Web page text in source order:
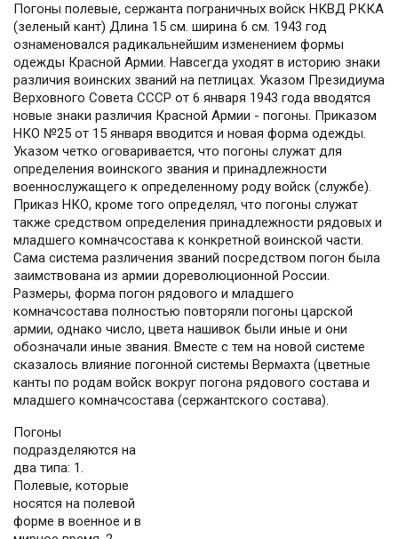
Погоны полевые, сержанта пограничных войск НКВД РККА
(зеленый кант) Длина 15 см. ширина 6 см. 1943 год
ознаменовался радикальнейшим изменением формы
одежды Красной Армии. Навсегда уходят в историю знаки
различия воинских званий на петлицах. Указом Президиума
Верховного Совета СССР от 6 января 1943 года вводятся
новые знаки различия Красной Армии - погоны. Приказом
НКО №25 от 15 января вводится и новая форма одежды.
Указом четко оговаривается, что погоны служат для
определения воинского звания и принадлежности
военнослужащего к определенному роду войск (службе).
Приказ НКО, кроме того определял, что погоны служат
также средством определения принадлежности рядовых и
младшего комначсостава к конкретной воинской части.
Сама система различения званий посредством погон была
заимствована из армии дореволюционной России.
Размеры, форма погон рядового и младшего
комначсостава полностью повторяли погоны царской
армии, однако число, цвета нашивок были иные и они
обозначали иные звания. Вместе с тем на новой системе
сказалось влияние погонной системы Вермахта (цветные
канты по родам войск вокруг погона рядового состава и
младшего комначсостава (сержантского состава).
Погоны
подразделяются на
два типа: 1.
Полевые, которые
носятся на полевой
форме в военное и в